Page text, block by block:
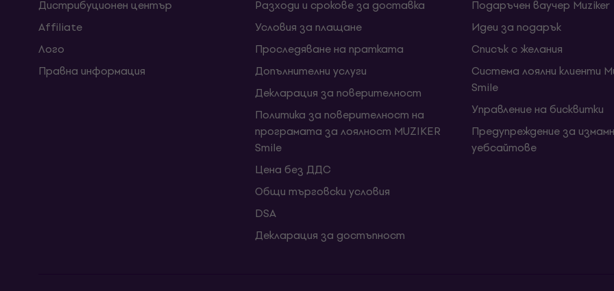
Дистрибуционен център
Affiliate
Лого
Правна информация
Разходи и срокове за доставка
Условия за плащане
Проследяване на пратката
Допълнителни услуги
Декларация за поверителност
Политика за поверителност на
програмата за лоялност MUZIKER
Smile
Цена без ДДС
Общи търговски условия
DSA
Декларация за достъпност
Подаръчен ваучер Muziker
Идеи за подарък
Списък с желания
Система лоялни клиенти
Smile
Управление на бисквитки
Предупреждение за
уебсайтове